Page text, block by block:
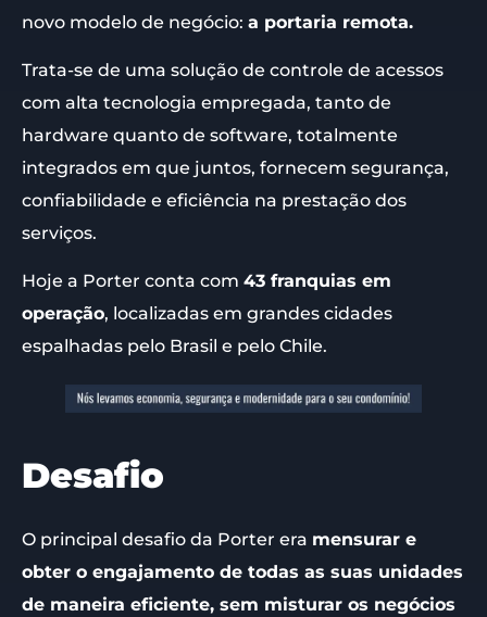
novo modelo de negócio: a portaria remota.
Trata-se de uma solução de controle de acessos
com alta tecnologia empregada, tanto de
hardware quanto de software, totalmente
integrados em que juntos, fornecem segurança,
confiabilidade e eficiência na prestação dos
serviços.
Hoje a Porter conta com 43 franquias em
operação, localizadas em grandes cidades
espalhadas pelo Brasil e pelo Chile.
Desafio
O principal desafio da Porter era mensurar e
obter o engajamento de todas as suas unidades
de maneira eficiente, sem misturar os negócios